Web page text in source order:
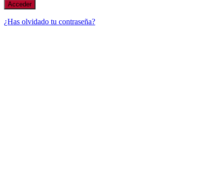
¿Has olvidado tu contraseña?